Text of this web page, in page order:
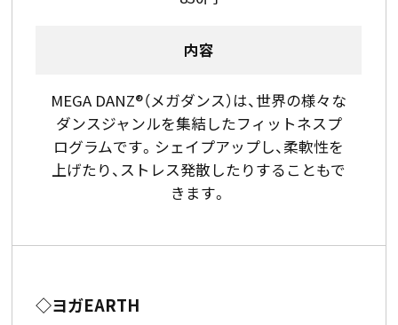
内容
MEGA DANZ®（メガダンス）は、世界の様々な
ダンスジャンルを集結したフィットネスプ
ログラムです。シェイプアップし、柔軟性を
上げたり、ストレス発散したりすることもで
きます。
◇ヨガEARTH